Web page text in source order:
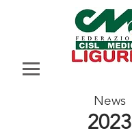
News
2023